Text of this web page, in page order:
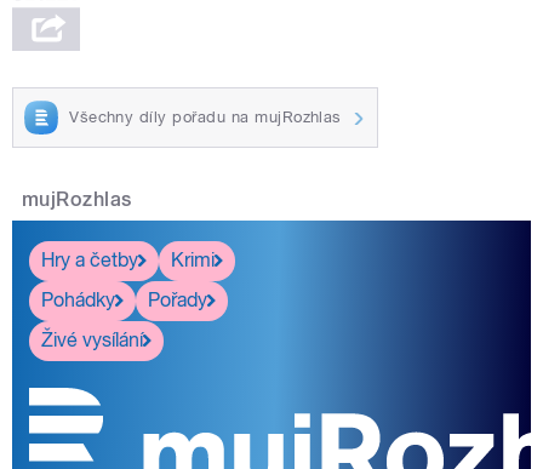
Všechny díly pořadu na mujRozhlas
mujRozhlas
Hry a četby
Krimi
Pohádky
Pořady
Živé vysílání